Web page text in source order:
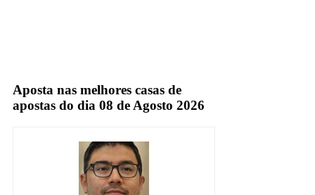
Aposta nas melhores casas de
apostas do dia 08 de Agosto 2026